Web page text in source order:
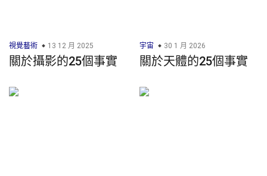
視覺藝術 13 12 月 2025
關於攝影的25個事實
宇宙 30 1 月 2026
關於天體的25個事實